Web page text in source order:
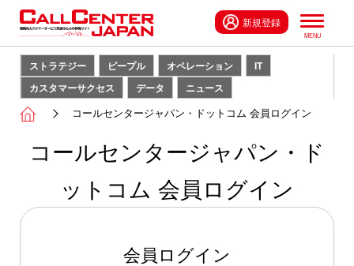
新規登録
ストラテジー ピープル オペレーション
IT
カスタマーサクセス
データ ニュース
コールセンタージャパン・ドットコム 会員ログイン
コールセンタージャパン・ド
ットコム 会員ログイン
会員ログイン